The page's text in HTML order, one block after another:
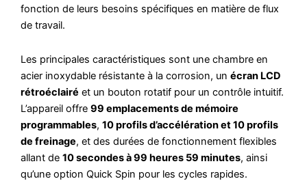
fonction de leurs besoins spécifiques en matière de flux
de travail.
Les principales caractéristiques sont une chambre en
acier inoxydable résistante à la corrosion, un écran LCD
rétroéclairé et un bouton rotatif pour un contrôle intuitif.
L’appareil offre 99 emplacements de mémoire
programmables, 10 profils d’accélération et 10 profils
de freinage, et des durées de fonctionnement flexibles
allant de 10 secondes à 99 heures 59 minutes, ainsi
qu’une option Quick Spin pour les cycles rapides.